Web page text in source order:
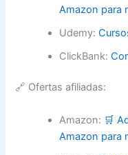
Amazon para
Udemy:
ClickBank:
🔗 Ofertas afiliadas:
Amazon: 🛒
Amazon para